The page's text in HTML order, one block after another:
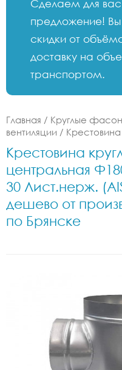
Сделаем для
предложение!
скидки от
доставку на
транспортом.
Главная / Круглые
вентиляции / Крестовина
Крестовина
центральная
30 Лист.нерж.
дешево от
по Брянске